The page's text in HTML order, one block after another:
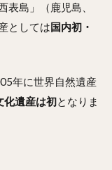
表島」（鹿児島、
としては国内初・
年に世界自然遺産
化遺産は初となりま